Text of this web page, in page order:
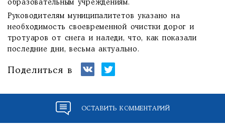
образовательным учреждениям.
Руководителям муниципалитетов указано на
необходимость своевременной очистки дорог и
тротуаров от снега и наледи, что, как показали
последние дни, весьма актуально.
Поделиться в
ОСТАВИТЬ КОММЕНТАРИЙ